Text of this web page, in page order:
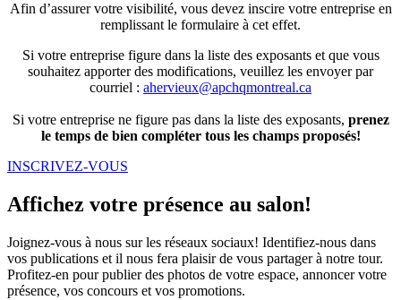
Afin d’assurer votre visibilité, vous devez inscire votre entreprise en
remplissant le formulaire à cet effet.
Si votre entreprise figure dans la liste des exposants et que vous
souhaitez apporter des modifications, veuillez les envoyer par
courriel : ahervieux@apchqmontreal.ca
Si votre entreprise ne figure pas dans la liste des exposants, prenez
le temps de bien compléter tous les champs proposés!
INSCRIVEZ-VOUS
Affichez votre présence au salon!
Joignez-vous à nous sur les réseaux sociaux! Identifiez-nous dans
vos publications et il nous fera plaisir de vous partager à notre tour.
Profitez-en pour publier des photos de votre espace, annoncer votre
présence, vos concours et vos promotions.